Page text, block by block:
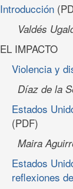
Introducción
Valdés
EL IMPACTO
Violencia y
Díaz de la
Estados
(PDF)
Maira
Estados
reflexiones